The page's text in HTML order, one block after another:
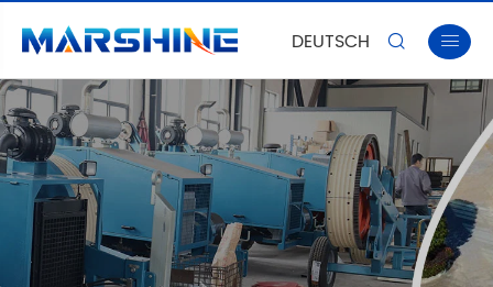
DEUTSCH  